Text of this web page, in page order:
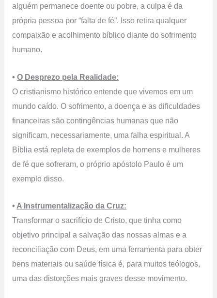
alguém permanece doente ou pobre, a culpa é da
própria pessoa por “falta de fé”. Isso retira qualquer
compaixão e acolhimento bíblico diante do sofrimento
humano.
•O Desprezo pela Realidade:
O cristianismo histórico entende que vivemos em um
mundo caído. O sofrimento, a doença e as dificuldades
financeiras são contingências humanas que não
significam, necessariamente, uma falha espiritual. A
Bíblia está repleta de exemplos de homens e mulheres
de fé que sofreram, o próprio apóstolo Paulo é um
exemplo disso.
• A Instrumentalização da Cruz:
Transformar o sacrifício de Cristo, que tinha como
objetivo principal a salvação das nossas almas e a
reconciliação com Deus, em uma ferramenta para obter
bens materiais ou saúde física é, para muitos teólogos,
uma das distorções mais graves desse movimento.